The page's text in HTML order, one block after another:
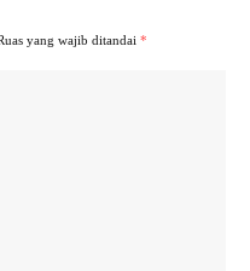
yang wajib ditandai *